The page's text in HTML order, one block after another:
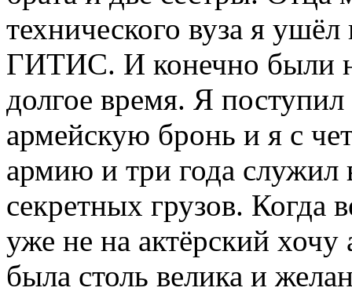
технического вуза я
ГИТИС. И конечно были
долгое время. Я
армейскую бронь и я с
армию и три года служил
секретных грузов. Когда
уже не на актёрский
была столь велика и